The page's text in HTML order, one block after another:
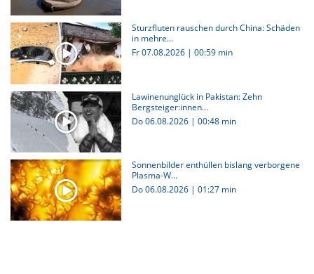
Sturzfluten rauschen durch China: Schäden
in mehre...
Fr 07.08.2026 | 00:59 min
Lawinenunglück in Pakistan: Zehn
Bergsteiger:innen...
Do 06.08.2026 | 00:48 min
Sonnenbilder enthüllen bislang verborgene
Plasma-W...
Do 06.08.2026 | 01:27 min